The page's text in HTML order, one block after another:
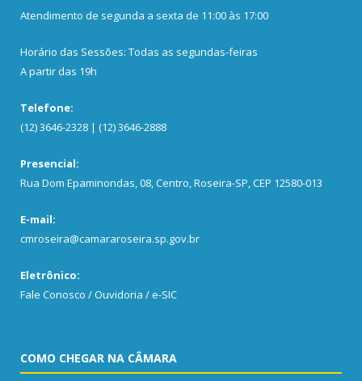
Atendimento de segunda a sexta de 11:00 às 17:00
Horário das Sessões: Todas as segundas-feiras
A partir das 19h
Telefone:
(12) 3646-2328 | (12) 3646-2888
Presencial:
Rua Dom Epaminondas, 08, Centro, Roseira-SP, CEP 12580-013
E-mail:
cmroseira@camararoseira.sp.gov.br
Eletrônico:
Fale Conosco / Ouvidoria / e-SIC
COMO CHEGAR NA CÂMARA